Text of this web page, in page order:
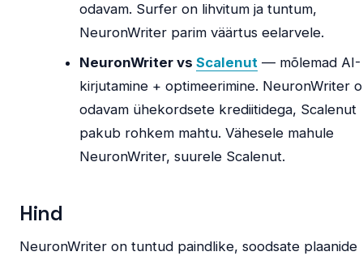
odavam. Surfer on lihvitum ja tuntum,
NeuronWriter parim väärtus eelarvele.
NeuronWriter vsScalenut — mõlemad AI-
kirjutamine + optimeerimine. NeuronWriter
odavam ühekordsete krediitidega, Scalenut
pakub rohkem mahtu. Vähesele mahule
NeuronWriter, suurele Scalenut.
Hind
NeuronWriter on tuntud paindlike, soodsate plaanide